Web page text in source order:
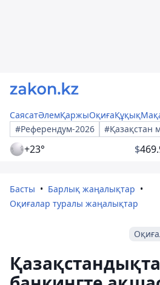
СаясатӘлемҚаржыОқиғаҚұқық
#Референдум-2026
#Қазақстан
+23° $
Басты
Барлық жаңалықтар
Оқиғалар туралы жаңалықтар